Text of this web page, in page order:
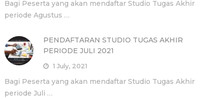
Bagi Peserta yang akan mendaftar Studio Tugas Akhir
periode Agustus …
PENDAFTARAN STUDIO TUGAS AKHIR
PERIODE JULI 2021
1 July, 2021
Bagi Peserta yang akan mendaftar Studio Tugas Akhir
periode Juli …